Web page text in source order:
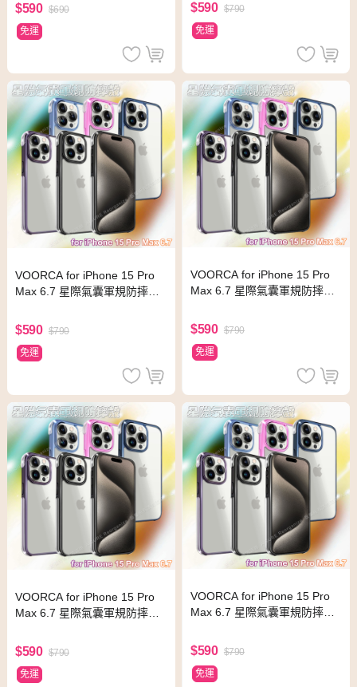
$590 $690
免運
$590 $790
免運
VOORCA for iPhone 15 Pro
Max 6.7 星際氣囊軍規防摔殼 -
$590 $790
免運
VOORCA for iPhone 15 Pro
Max 6.7 星際氣囊軍規防摔殼
$590 $790
免運
VOORCA for iPhone 15 Pro
Max 6.7 星際氣囊軍規防摔殼 -
$590 $790
免運
VOORCA for iPhone 15 Pro
Max 6.7 星際氣囊軍規防摔殼
$590 $790
免運